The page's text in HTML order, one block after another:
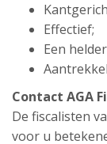
Effectief;
Een
Contact AGA
De fiscalisten
voor u